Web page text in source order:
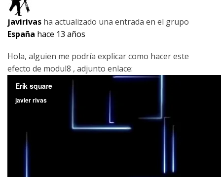
javirivas ha actualizado una entrada en el grupo
España hace 13 años
Hola, alguien me podría explicar como hacer este
efecto de modul8 , adjunto enlace: